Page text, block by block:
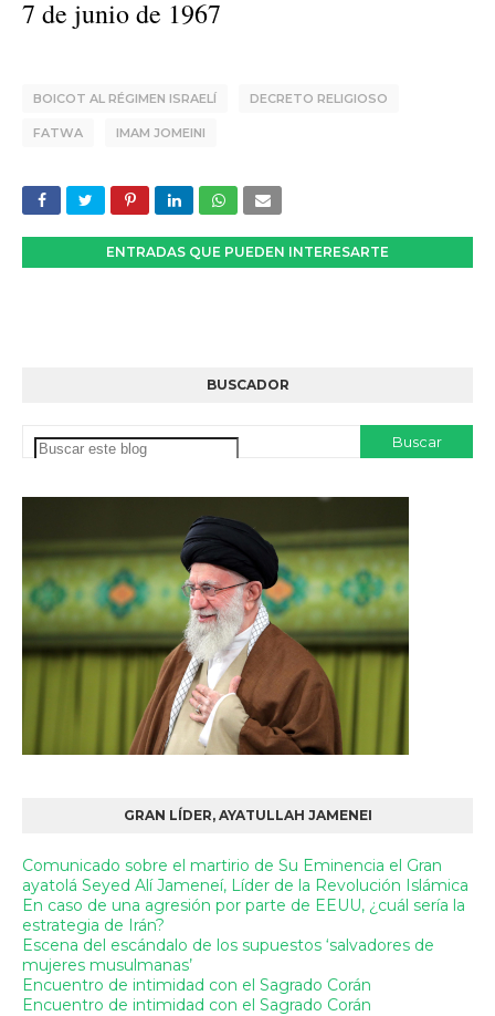
7 de junio de 1967
BOICOT AL RÉGIMEN ISRAELÍ DECRETO RELIGIOSO
FATWA IMAM JOMEINI
ENTRADAS QUE PUEDEN INTERESARTE
BUSCADOR
GRAN LÍDER, AYATULLAH JAMENEI
Comunicado sobre el martirio de Su Eminencia el Gran
ayatolá Seyed Alí Jameneí, Líder de la Revolución Islámica
En caso de una agresión por parte de EEUU, ¿cuál sería la
estrategia de Irán?
Escena del escándalo de los supuestos ‘salvadores de
mujeres musulmanas’
Encuentro de intimidad con el Sagrado Corán
Encuentro de intimidad con el Sagrado Corán